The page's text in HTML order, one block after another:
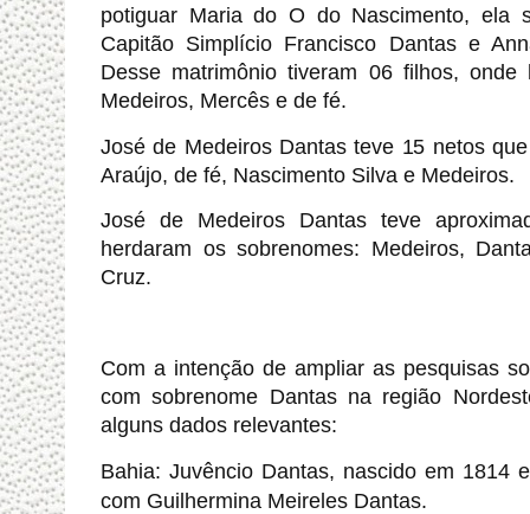
potiguar Maria do O do Nascimento, ela
Capitão Simplício Francisco Dantas e
Desse matrimônio tiveram 06 filhos, onde
Medeiros, Mercês e de fé.
José de Medeiros Dantas teve 15 netos
Araújo, de fé, Nascimento Silva e Medeiros.
José de Medeiros Dantas teve
herdaram os sobrenomes: Medeiros,
Cruz.
Com a intenção de ampliar as pesquisas
com sobrenome Dantas na região
alguns dados relevantes:
Bahia: Juvêncio Dantas, nascido em 1814
com Guilhermina Meireles Dantas.